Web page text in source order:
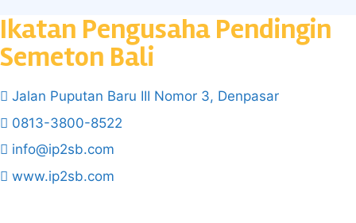
Ikatan Pengusaha Pendingin
Semeton Bali
Jalan Puputan Baru III Nomor 3, Denpasar
0813-3800-8522
info@ip2sb.com
www.ip2sb.com